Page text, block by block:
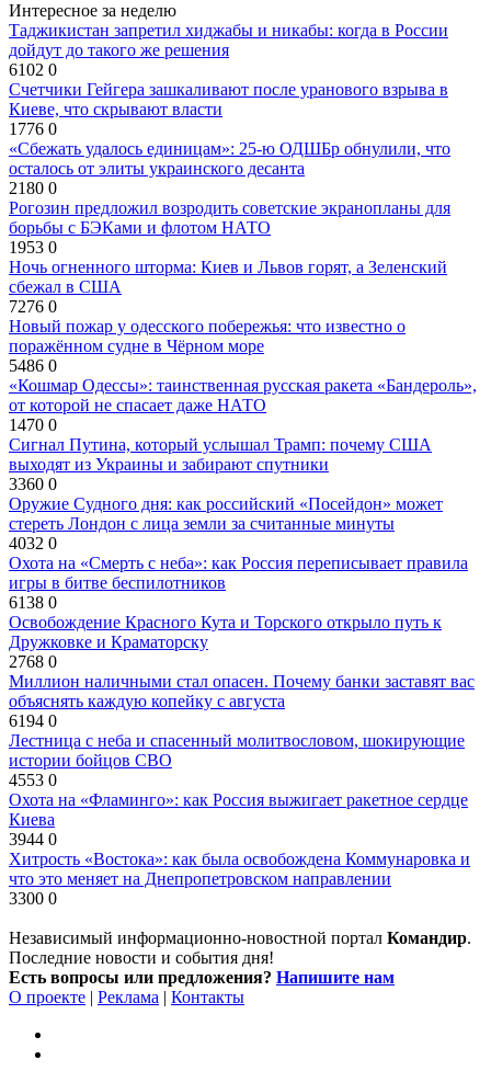
Интересное за неделю
Таджикистан запретил хиджабы и никабы: когда в России
дойдут до такого же решения
6102 0
Счетчики Гейгера зашкаливают после уранового взрыва в
Киеве, что скрывают власти
1776 0
«Сбежать удалось единицам»: 25-ю ОДШБр обнулили, что
осталось от элиты украинского десанта
2180 0
Рогозин предложил возродить советские экранопланы для
борьбы с БЭКами и флотом НАТО
1953 0
Ночь огненного шторма: Киев и Львов горят, а Зеленский
сбежал в США
7276 0
Новый пожар у одесского побережья: что известно о
поражённом судне в Чёрном море
5486 0
«Кошмар Одессы»: таинственная русская ракета «Бандероль»,
от которой не спасает даже НАТО
1470 0
Сигнал Путина, который услышал Трамп: почему США
выходят из Украины и забирают спутники
3360 0
Оружие Судного дня: как российский «Посейдон» может
стереть Лондон с лица земли за считанные минуты
4032 0
Охота на «Смерть с неба»: как Россия переписывает правила
игры в битве беспилотников
6138 0
Освобождение Красного Кута и Торского открыло путь к
Дружковке и Краматорску
2768 0
Миллион наличными стал опасен. Почему банки заставят вас
объяснять каждую копейку с августа
6194 0
Лестница с неба и спасенный молитвословом, шокирующие
истории бойцов СВО
4553 0
Охота на «Фламинго»: как Россия выжигает ракетное сердце
Киева
3944 0
Хитрость «Востока»: как была освобождена Коммунаровка и
что это меняет на Днепропетровском направлении
3300 0
Независимый информационно-новостной портал Командир.
Последние новости и события дня!
Есть вопросы или предложения? Напишите нам
О проекте | Реклама | Контакты